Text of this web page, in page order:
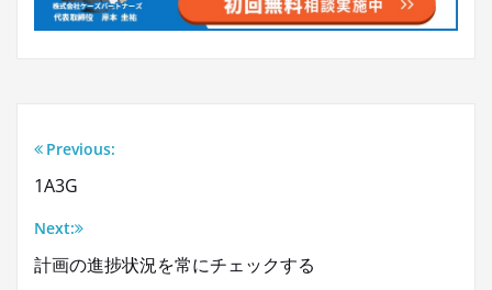
投
稿
ナ
Previous:
1A3G
Next:
計画の進捗状況を常にチェックする